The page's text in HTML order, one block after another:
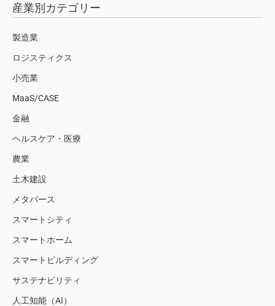
産業別カテゴリー
製造業
ロジスティクス
小売業
MaaS/CASE
金融
ヘルスケア・医療
農業
土木建設
メタバース
スマートシティ
スマートホーム
スマートビルディング
サステナビリティ
人工知能（AI）